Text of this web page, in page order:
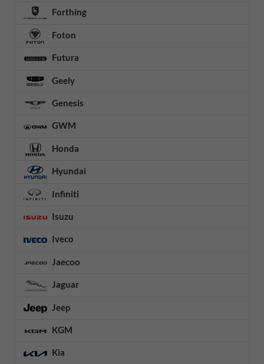
Forthing
Foton
Futura
Geely
Genesis
GWM
Honda
Hyundai
Infiniti
Isuzu
Iveco
Jaecoo
Jaguar
Jeep
KGM
Kia